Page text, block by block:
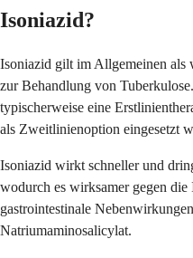
Isoniazid?
Isoniazid gilt im Allgemeinen als
zur Behandlung von
typischerweise eine
als Zweitlinienoption eingesetzt
Isoniazid wirkt schneller und
wodurch es wirksamer gegen
gastrointestinale
Natriumaminosalicylat.